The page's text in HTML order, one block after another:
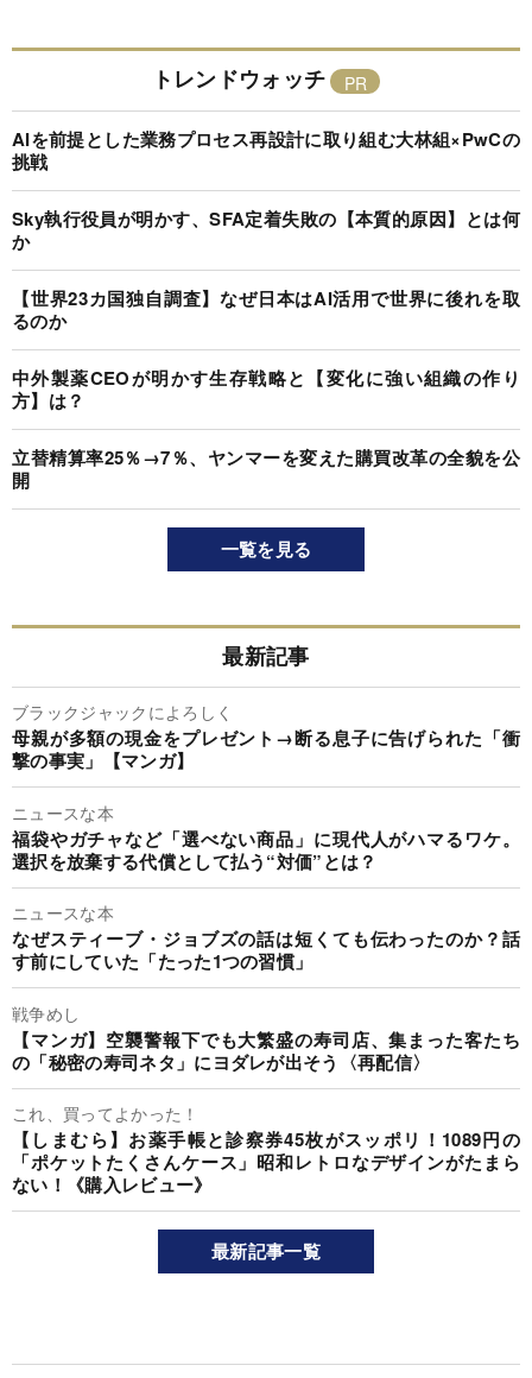
トレンドウォッチ
AIを前提とした業務プロセス再設計に取り組む大林組×PwCの
挑戦
Sky執行役員が明かす、SFA定着失敗の【本質的原因】とは何
か
【世界23カ国独自調査】なぜ日本はAI活用で世界に後れを取
るのか
中外製薬CEOが明かす生存戦略と【変化に強い組織の作り
方】は？
立替精算率25％→7％、ヤンマーを変えた購買改革の全貌を公
開
一覧を見る
最新記事
ブラックジャックによろしく
母親が多額の現金をプレゼント→断る息子に告げられた「衝
撃の事実」【マンガ】
ニュースな本
福袋やガチャなど「選べない商品」に現代人がハマるワケ。
選択を放棄する代償として払う“対価”とは？
ニュースな本
なぜスティーブ・ジョブズの話は短くても伝わったのか？話
す前にしていた「たった1つの習慣」
戦争めし
【マンガ】空襲警報下でも大繁盛の寿司店、集まった客たち
の「秘密の寿司ネタ」にヨダレが出そう〈再配信〉
これ、買ってよかった！
【しまむら】お薬手帳と診察券45枚がスッポリ！1089円の
「ポケットたくさんケース」昭和レトロなデザインがたまら
ない！《購入レビュー》
最新記事一覧